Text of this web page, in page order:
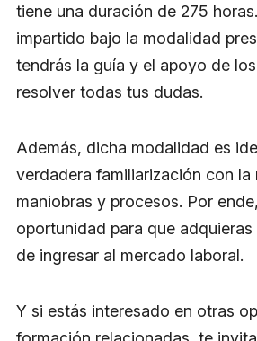
tiene una duración de 275
impartido bajo la modalidad
tendrás la guía y el apoyo de
resolver todas tus dudas.
Además, dicha modalidad es
verdadera familiarización con la
maniobras y procesos. Por
oportunidad para que
de ingresar al mercado laboral.
Y si estás interesado en otras